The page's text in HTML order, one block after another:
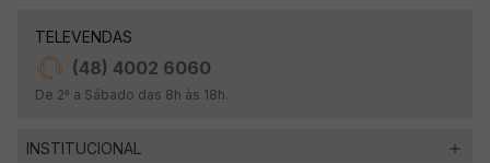
TELEVENDAS
(48) 4002 6060
De 2ª a Sábado das 8h às 18h.
INSTITUCIONAL